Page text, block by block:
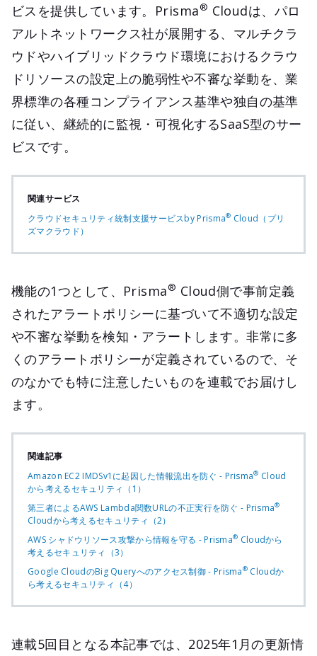
ビスを提供しています。Prisma® Cloudは、パロ
アルトネットワークス社が展開する、マルチクラ
ウドやハイブリッドクラウド環境におけるクラウ
ドリソースの設定上の脆弱性や不審な挙動を、業
界標準の各種コンプライアンス基準や独自の基準
に従い、継続的に監視・可視化するSaaS型のサー
ビスです。
関連サービス
クラウドセキュリティ統制支援サービスby Prisma® Cloud（プリ
ズマクラウド）
機能の1つとして、Prisma® Cloud側で事前定義
されたアラートポリシーに基づいて不適切な設定
や不審な挙動を検知・アラートします。非常に多
くのアラートポリシーが定義されているので、そ
のなかでも特に注意したいものを連載でお届けし
ます。
関連記事
Amazon EC2 IMDSv1に起因した情報流出を防ぐ - Prisma® Cloud
から考えるセキュリティ（1）
第三者によるAWS Lambda関数URLの不正実行を防ぐ - Prisma®
Cloudから考えるセキュリティ（2）
AWS シャドウリソース攻撃から情報を守る - Prisma® Cloudから
考えるセキュリティ（3）
Google CloudのBig Queryへのアクセス制御 - Prisma® Cloudか
ら考えるセキュリティ（4）
連載5回目となる本記事では、2025年1月の更新情